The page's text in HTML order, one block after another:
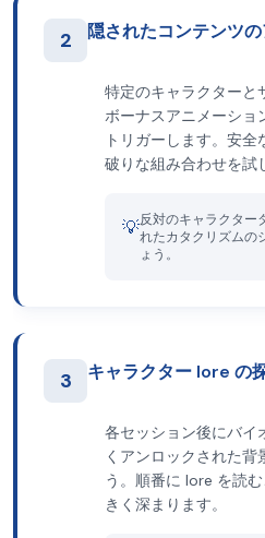
2 隠されたコンテンツ
特定のキャラクターと
ボーナスアニメーショ
トリガーします。安
破りな組み合わせを試
💡反対のキャラクター
れたカタクリズムの
ょう。
3 キャラクター lore の
各セッション後にバイ
くアンロックされた背
う。順番に lore を読
きく深まります。